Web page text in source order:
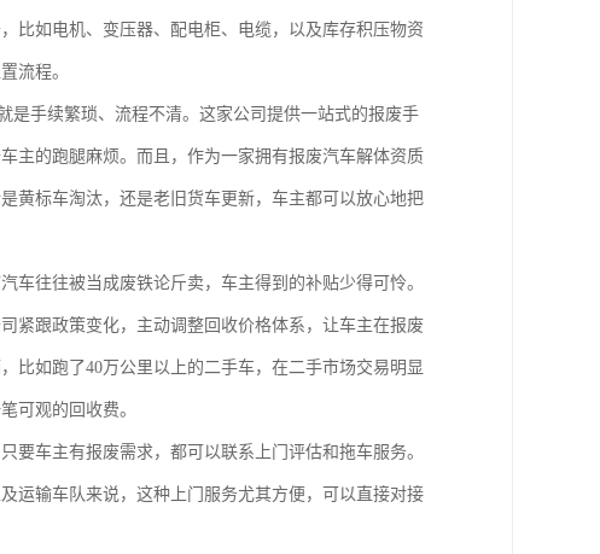
比如电机、变压器、配电柜、电缆，以及库存积压物资
流程。
是手续繁琐、流程不清。这家公司提供一站式的报废手
主的跑腿麻烦。而且，作为一家拥有报废汽车解体资质
黄标车淘汰，还是老旧货车更新，车主都可以放心地把
车往往被当成废铁论斤卖，车主得到的补贴少得可怜。
紧跟政策变化，主动调整回收价格体系，让车主在报废
比如跑了40万公里以上的二手车，在二手市场交易明显
可观的回收费。
要车主有报废需求，都可以联系上门评估和拖车服务。
运输车队来说，这种上门服务尤其方便，可以直接对接